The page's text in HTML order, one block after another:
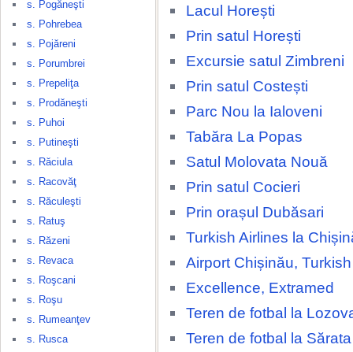
s. Pogăneşti
s. Pohrebea
s. Pojăreni
s. Porumbrei
s. Prepeliţa
s. Prodăneşti
s. Puhoi
s. Putineşti
s. Răciula
s. Racovăţ
s. Răculeşti
s. Ratuş
s. Răzeni
s. Revaca
s. Roşcani
s. Roşu
s. Rumeanţev
s. Rusca
Lacul Horești
Prin satul Horești
Excursie satul Zimbreni
Prin satul Costești
Parc Nou la Ialoveni
Tabăra La Popas
Satul Molovata Nouă
Prin satul Cocieri
Prin orașul Dubăsari
Turkish Airlines la
Airport Chișinău,
Excellence, Extramed
Teren de fotbal la
Teren de fotbal la